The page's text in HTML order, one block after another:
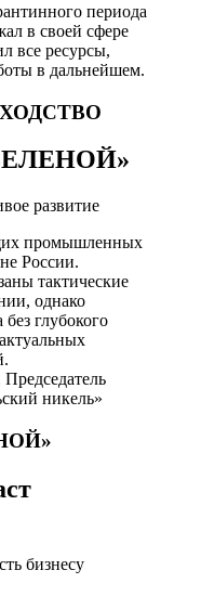
периода
в своей сфере
все ресурсы,
в дальнейшем.
развитие
промышленных
России.
тактические
однако
глубокого
никель»